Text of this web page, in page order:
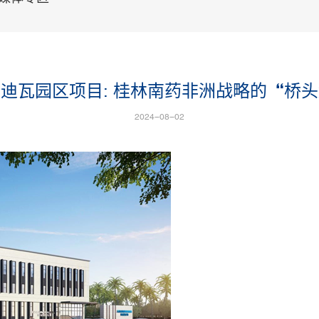
瓦园区项目: 桂林南药非洲战略的“桥
2024-08-02